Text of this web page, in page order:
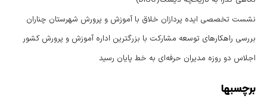
نشست تخصصی ایده پردازان خلاق با آموزش و پرورش شهرستان چناران
بررسی راهکارهای توسعه مشارکت با بزرگترین اداره آموزش و پرورش کشور
اجلاس دو روزه مدیران حرفه‌ای به خط پایان رسید
برچسبها